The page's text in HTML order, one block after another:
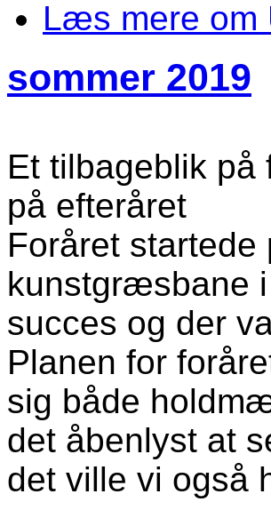
Læs mere om
sommer 2019
Et tilbageblik på
på efteråret
Foråret
kunstgræsbane
succes og der
Planen for
sig både
det åbenlyst at
det ville vi også